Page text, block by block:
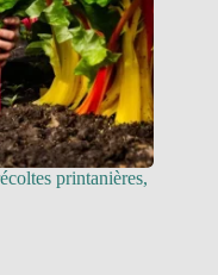
printanières,